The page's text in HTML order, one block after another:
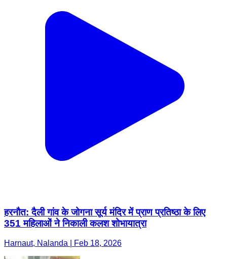
हरनौत: दैली गांव के जोगना सूर्य मंदिर में प्राण प्रतिष्ठा के लिए
351 महिलाओं ने निकाली कलश शोभायात्रा
Harnaut, Nalanda | Feb 18, 2026